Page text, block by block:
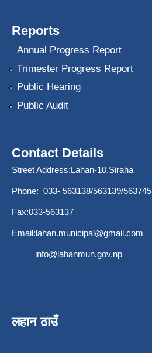
Reports
Annual Progress Report
Trimester Progress Report
Public Hearing
Public Audit
Contact Details
Street Address:Lahan-10,Siraha
Phone: 033- 563138/563139/563745
Fax:033-563137
Email:lahan.municipal@gmail.com
info@lahanmun.gov.np
लहान ठाउँ